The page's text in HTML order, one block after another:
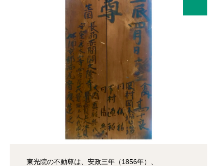
東光院の不動尊は、安政三年（1856年）、